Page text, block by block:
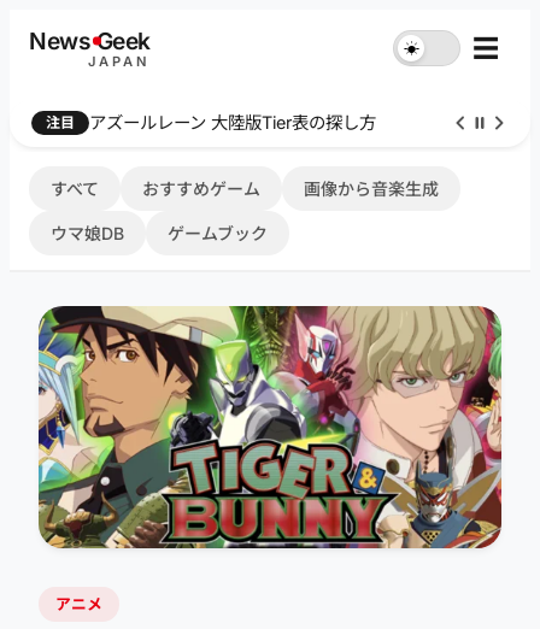
NewsGeek
JAPAN
☀︎ ☰
注目 Farthest Frontier 序盤攻略
すべて おすすめゲーム 画像から音楽生成
ウマ娘DB ゲームブック
アニメ